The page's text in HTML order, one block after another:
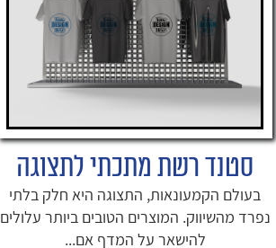
סטנד רשת מתכתי לתצוגה
בעולם הקמעונאות, התצוגה היא חלק בלתי
נפרד מהשיווק. המוצרים הטובים ביותר עלולים
להישאר על המדף אם...